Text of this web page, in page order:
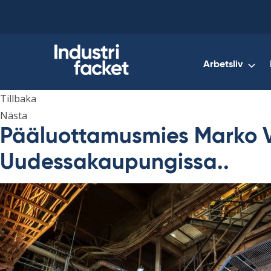
Arbetsliv
Tillbaka
Nästa
Pääluottamusmies Marko
Uudessakaupungissa..